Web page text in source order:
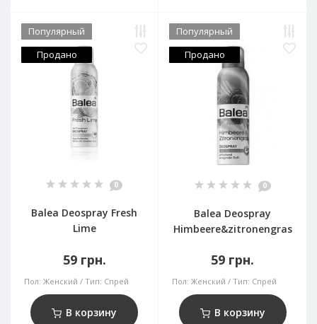
Популярный
Продано
0
Balea Deospray Fresh
Lime
59 грн.
Пол: Женский Тип: Спрей
В корзину
Популярный
Продано
0
Balea Deospray
Himbeere&zitronengras
59 грн.
Пол: Женский Тип: Спрей
В корзину